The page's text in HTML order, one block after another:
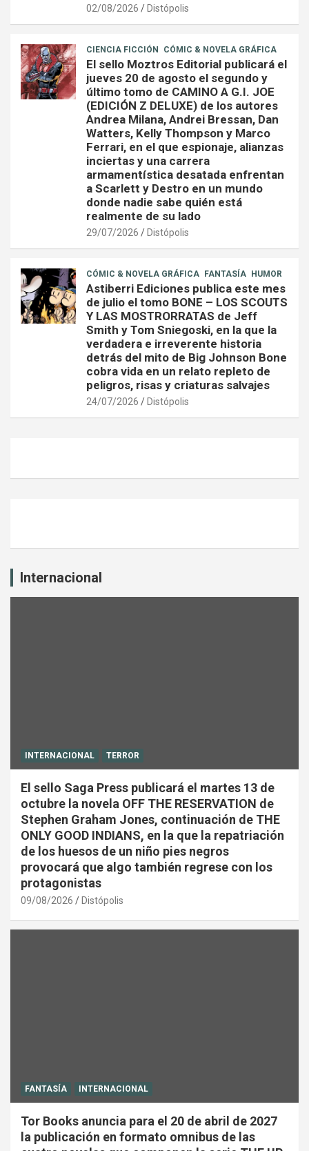
02/08/2026 Distópolis
CIENCIA FICCIÓN CÓMIC & NOVELA GRÁFICA
El sello Moztros Editorial publicará el
jueves 20 de agosto el segundo y
último tomo de CAMINO A G.I. JOE
(EDICIÓN Z DELUXE) de los autores
Andrea Milana, Andrei Bressan, Dan
Watters, Kelly Thompson y Marco
Ferrari, en el que espionaje, alianzas
inciertas y una carrera
armamentística desatada enfrentan
a Scarlett y Destro en un mundo
donde nadie sabe quién está
realmente de su lado
29/07/2026 Distópolis
CÓMIC & NOVELA GRÁFICA FANTASÍA HUMOR
Astiberri Ediciones publica este mes
de julio el tomo BONE – LOS SCOUTS
Y LAS MOSTRORRATAS de Jeff
Smith y Tom Sniegoski, en la que la
verdadera e irreverente historia
detrás del mito de Big Johnson Bone
cobra vida en un relato repleto de
peligros, risas y criaturas salvajes
24/07/2026 Distópolis
Internacional
INTERNACIONAL TERROR
El sello Saga Press publicará el martes 13 de
octubre la novela OFF THE RESERVATION de
Stephen Graham Jones, continuación de THE
ONLY GOOD INDIANS, en la que la repatriación
de los huesos de un niño pies negros
provocará que algo también regrese con los
protagonistas
09/08/2026 Distópolis
FANTASÍA INTERNACIONAL
Tor Books anuncia para el 20 de abril de 2027
la publicación en formato omnibus de las